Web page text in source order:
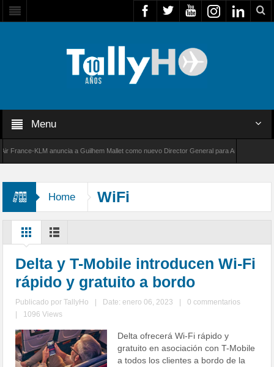
Menu
KLM anuncia a Guilhem Mallet como nuevo Director General para América Latina
Home WiFi
Delta y T-Mobile introducen Wi-Fi
rápido y gratuito a bordo
Publicado porTallyHo Date: enero 06, 2023
0 commentarios
1096 Views
Delta ofrecerá Wi-Fi rápido y
gratuito en asociación con T-Mobile
a todos los clientes a bordo de la